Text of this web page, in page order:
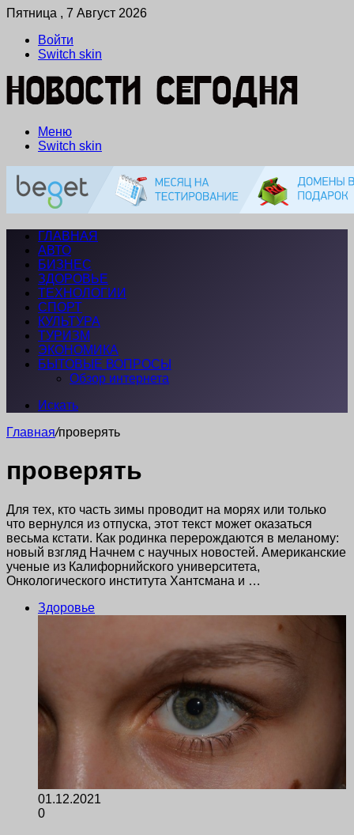
Пятница , 7 Август 2026
Войти
Switch skin
Меню
Switch skin
ГЛАВНАЯ
АВТО
БИЗНЕС
ЗДОРОВЬЕ
ТЕХНОЛОГИИ
СПОРТ
КУЛЬТУРА
ТУРИЗМ
ЭКОНОМИКА
БЫТОВЫЕ ВОПРОСЫ
Обзор интернета
Искать
Главная/проверять
проверять
Для тех, кто часть зимы проводит на морях или только
что вернулся из отпуска, этот текст может оказаться
весьма кстати. Как родинка перерождаются в меланому:
новый взгляд Начнем с научных новостей. Американские
ученые из Калифорнийского университета,
Онкологического института Хантсмана и …
Здоровье
01.12.2021
0